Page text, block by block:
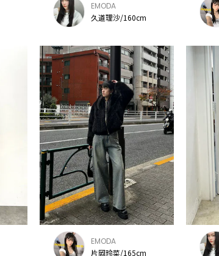
EMODA
久道理沙/160cm
EMODA
片岡玲菜/165cm